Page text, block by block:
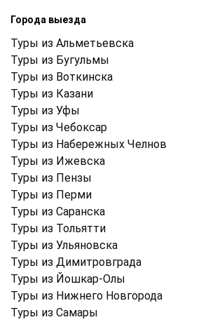
Города выезда
Туры из Альметьевска
Туры из Бугульмы
Туры из Воткинска
Туры из Казани
Туры из Уфы
Туры из Чебоксар
Туры из Набережных Челнов
Туры из Ижевска
Туры из Пензы
Туры из Перми
Туры из Саранска
Туры из Тольятти
Туры из Ульяновска
Туры из Димитровграда
Туры из Йошкар-Олы
Туры из Нижнего Новгорода
Туры из Самары